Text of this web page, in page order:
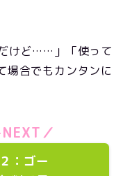
けど……」「使って
合でもカンタンに
／
：ゴー